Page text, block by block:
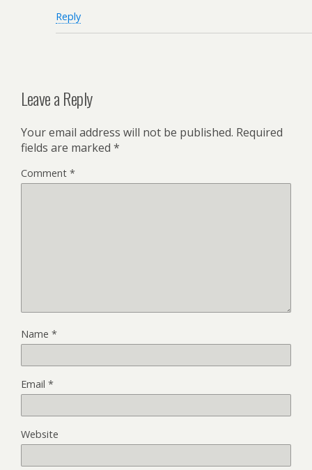
Reply
Leave a Reply
Your email address will not be published. Required
fields are marked *
Comment *
Name *
Email *
Website